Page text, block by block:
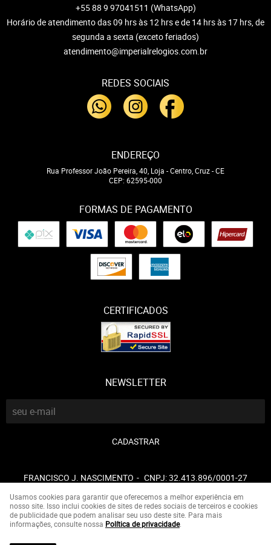
+55 88 9 97041511 (WhatsApp)
Horário de atendimento das 09 hrs às 12 hrs e de 14 hrs às 17 hrs, de
segunda a sexta (exceto feriados)
atendimento@imperialrelogios.com.br
REDES SOCIAIS
ENDEREÇO
Rua Professor João Pereira, 40, Loja -Centro, Cruz-CE
CEP: 62595-000
FORMAS DE PAGAMENTO
CERTIFICADOS
NEWSLETTER
CADASTRAR
FRANCISCO J. NASCIMENTO CNPJ: 32.413.896/0001-27
LOJA VIRTUAL CRIADA POR
Usamos cookies para garantir que oferecemos a melhor experiência em
nosso site. Isso inclui cookies de sites de redes sociais de terceiros e cookies
de publicidade que podem analisar seu uso deste site. Para mais
informações, consulte nossa Política de privacidade.